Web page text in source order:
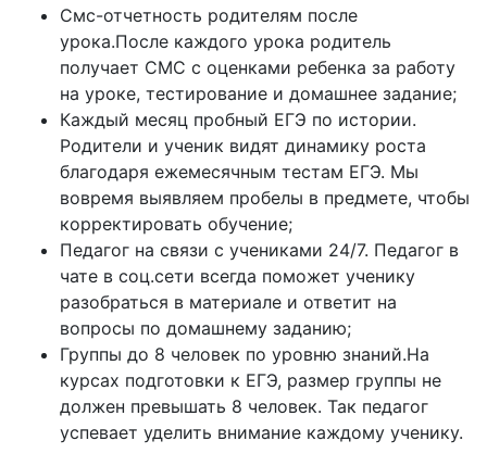
Смс-отчетность родителям после
урока.После каждого урока родитель
получает СМС с оценками ребенка за работу
на уроке, тестирование и домашнее задание;
Каждый месяц пробный ЕГЭ по истории.
Родители и ученик видят динамику роста
благодаря ежемесячным тестам ЕГЭ. Мы
вовремя выявляем пробелы в предмете, чтобы
корректировать обучение;
Педагог на связи с учениками 24/7. Педагог в
чате в соц.сети всегда поможет ученику
разобраться в материале и ответит на
вопросы по домашнему заданию;
Группы до 8 человек по уровню знаний.На
курсах подготовки к ЕГЭ, размер группы не
должен превышать 8 человек. Так педагог
успевает уделить внимание каждому ученику.